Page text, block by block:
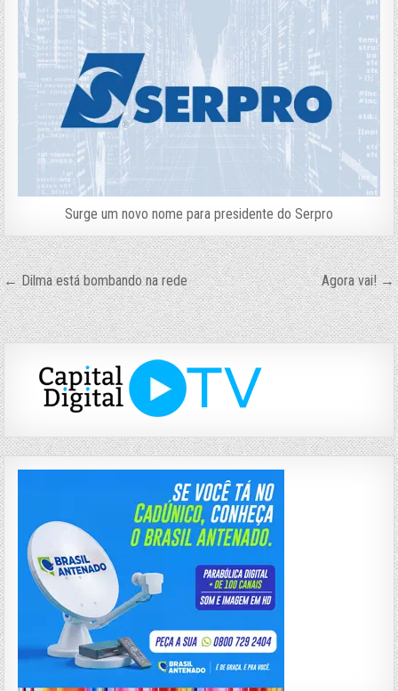
Surge um novo nome para presidente do Serpro
Navegação
de
Post
← Dilma está bombando na rede Agora vai! →